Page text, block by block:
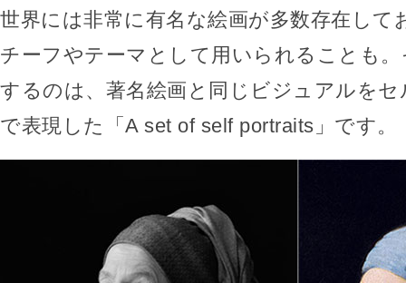
世界には非常に有名な絵画が多数存在して
チーフやテーマとして用いられることも
するのは、著名絵画と同じビジュアルを
で表現した「A set of self portraits」です。